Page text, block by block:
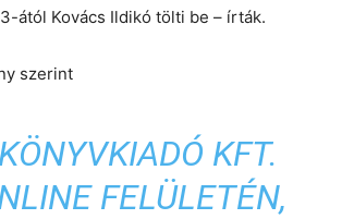
ától Kovács Ildikó tölti be – írták.
szerint
KFT.
FELÜLETÉN,